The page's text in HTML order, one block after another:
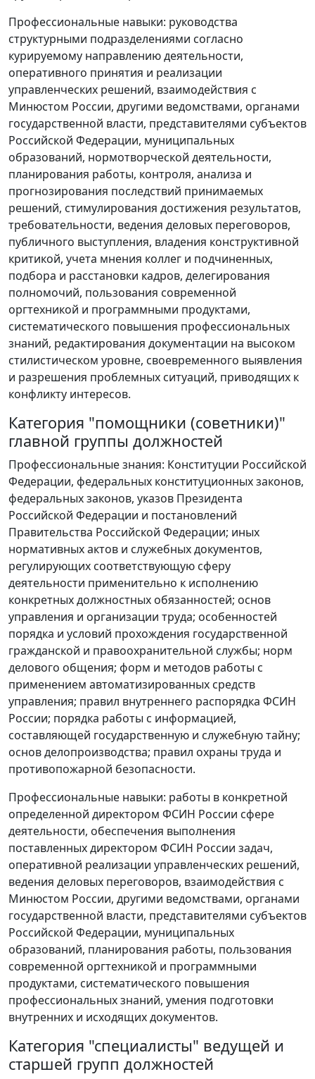
Профессиональные навыки: руководства
структурными подразделениями согласно
курируемому направлению деятельности,
оперативного принятия и реализации
управленческих решений, взаимодействия с
Минюстом России, другими ведомствами, органами
государственной власти, представителями субъектов
Российской Федерации, муниципальных
образований, нормотворческой деятельности,
планирования работы, контроля, анализа и
прогнозирования последствий принимаемых
решений, стимулирования достижения результатов,
требовательности, ведения деловых переговоров,
публичного выступления, владения конструктивной
критикой, учета мнения коллег и подчиненных,
подбора и расстановки кадров, делегирования
полномочий, пользования современной
оргтехникой и программными продуктами,
систематического повышения профессиональных
знаний, редактирования документации на высоком
стилистическом уровне, своевременного выявления
и разрешения проблемных ситуаций, приводящих к
конфликту интересов.
Категория "помощники (советники)"
главной группы должностей
Профессиональные знания: Конституции Российской
Федерации, федеральных конституционных законов,
федеральных законов, указов Президента
Российской Федерации и постановлений
Правительства Российской Федерации; иных
нормативных актов и служебных документов,
регулирующих соответствующую сферу
деятельности применительно к исполнению
конкретных должностных обязанностей; основ
управления и организации труда; особенностей
порядка и условий прохождения государственной
гражданской и правоохранительной службы; норм
делового общения; форм и методов работы с
применением автоматизированных средств
управления; правил внутреннего распорядка ФСИН
России; порядка работы с информацией,
составляющей государственную и служебную тайну;
основ делопроизводства; правил охраны труда и
противопожарной безопасности.
Профессиональные навыки: работы в конкретной
определенной директором ФСИН России сфере
деятельности, обеспечения выполнения
поставленных директором ФСИН России задач,
оперативной реализации управленческих решений,
ведения деловых переговоров, взаимодействия с
Минюстом России, другими ведомствами, органами
государственной власти, представителями субъектов
Российской Федерации, муниципальных
образований, планирования работы, пользования
современной оргтехникой и программными
продуктами, систематического повышения
профессиональных знаний, умения подготовки
внутренних и исходящих документов.
Категория "специалисты" ведущей и
старшей групп должностей